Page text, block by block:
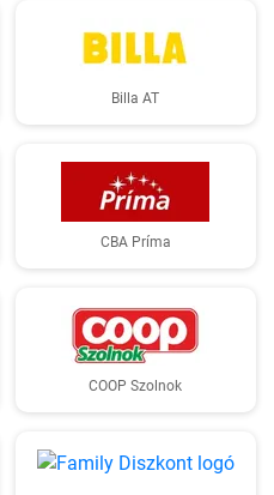
Billa AT
CBA Príma
COOP Szolnok